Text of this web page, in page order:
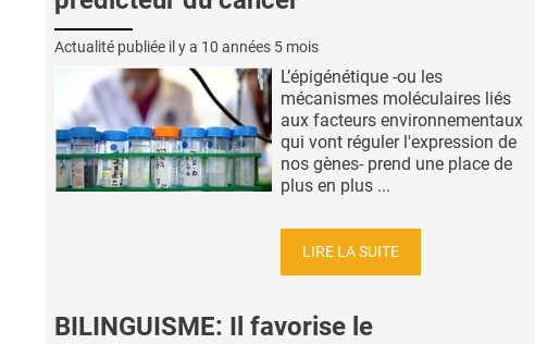
Actualité publiée il y a 10 années 5 mois
L’épigénétique -ou les
mécanismes moléculaires liés
aux facteurs environnementaux
qui vont réguler l'expression de
nos gènes- prend une place de
plus en plus ...
LIRE LA SUITE
BILINGUISME: Il favorise le